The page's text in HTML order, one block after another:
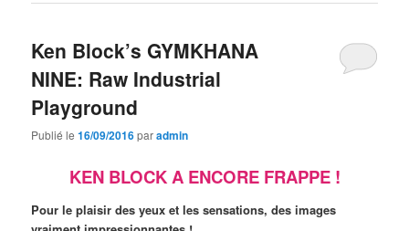
Ken Block’s GYMKHANA
NINE: Raw Industrial
Playground
Publié le16/09/2016paradmin
KEN BLOCK A ENCORE FRAPPE !
Pour le plaisir des yeux et les sensations, des images